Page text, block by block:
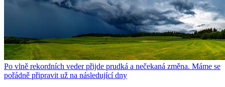
Po vlně rekordních veder přijde prudká a nečekaná změna. Máme se
pořádně připravit už na následující dny